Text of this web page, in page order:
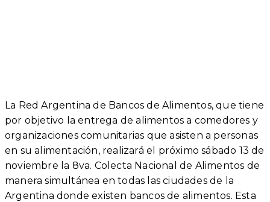
La Red Argentina de Bancos de Alimentos, que tiene
por objetivo la entrega de alimentos a comedores y
organizaciones comunitarias que asisten a personas
en su alimentación, realizará el próximo sábado 13 de
noviembre la 8va. Colecta Nacional de Alimentos de
manera simultánea en todas las ciudades de la
Argentina donde existen bancos de alimentos. Esta